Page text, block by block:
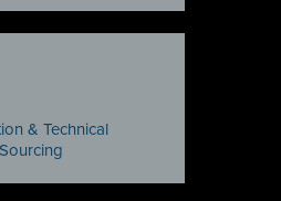
& Technical